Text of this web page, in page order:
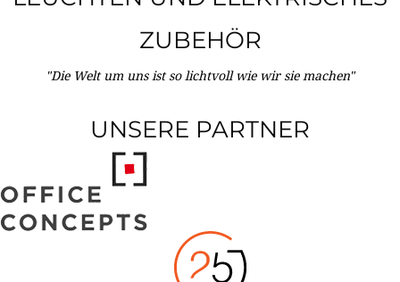
ZUBEHÖR
"Die Welt um uns ist so lichtvoll wie wir sie machen"
UNSERE PARTNER